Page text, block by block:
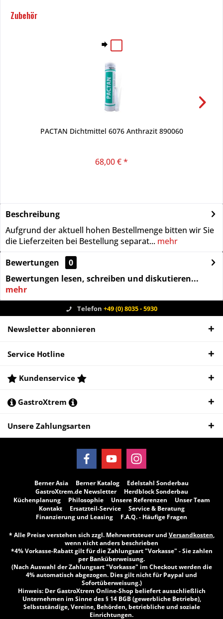
Zubehör
PACTAN Dichtmittel 6076 Anthrazit 890060
68,00 € *
Beschreibung
Aufgrund der aktuell hohen Bestellmenge bitten wir Sie
die Lieferzeiten bei Bestellung separat... mehr
Bewertungen
0
Bewertungen lesen, schreiben und diskutieren...
mehr
Telefon +49 (0) 8035 - 5930
Newsletter abonnieren
Service Hotline
Kundenservice
GastroXtrem
Unsere Zahlungsarten
Berner Asia Berner Katalog
Edelstahl Sonderbau
GastroXtrem.de Newsletter
Herdblock Sonderbau
Küchenplanung
Philosophie Unsere Referenzen
Unser Team
Kontakt
Ersatzteil-Service
Service & Beratung
Finanzierung und Leasing
F.A.Q. - Häufige Fragen
* Alle Preise verstehen sich zzgl. Mehrwertsteuer und Versandkosten,
wenn nicht anders beschrieben
*4% Vorkasse-Rabatt gilt für die Zahlungsart "Vorkasse" - Sie zahlen
per Banküberweisung.
(Nach Auswahl der Zahlungsart "Vorkasse" im Checkout werden die
4% automatisch abgezogen. Dies gilt nicht für Paypal und
Sofortüberweisung.)
Hinweis: Der GastroXtrem Online-Shop beliefert ausschließlich
Unternehmen im Sinne des § 14 BGB (gewerbliche Betriebe),
Selbstständige, Vereine, Behörden, betriebliche und soziale
Einrichtungen.